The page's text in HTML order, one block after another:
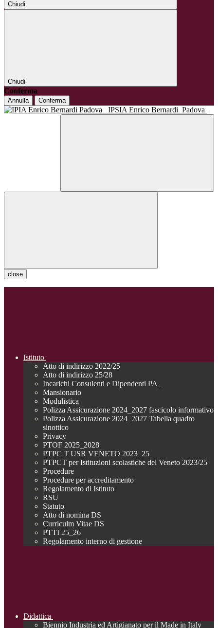
Chiudi
Chiudi
Conferma
Annulla Conferma
IPSIA Enrico Bernardi Padova
close
Istituto
Atto di indirizzo 2022/25
Atto di indirizzo 25/28
Incarichi Consulenti e Dipendenti PA_
Mansionario
Modulistica
Polizza Assicurazione 2024_2027 fascicolo informativo
Polizza Assicurazione 2024_2027 Tabella quadro
sinottico
Privacy
PTOF 2025_2028
PTPC T USR VENETO 2023_25
PTPCT per Istituzioni scolastiche del Veneto 2023/25
Procedure
Procedure per accreditamento
Regolamento di Istituto
RSU
Statuto
Atto di nomina DS
Curriculm Vitae DS
PTTI 25_26
Regolamento interno di gestione
Didattica
Biennio Industria ed Artigianato per il Made in Italy